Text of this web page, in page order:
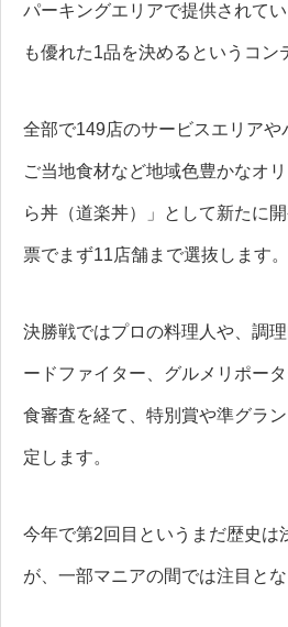
パーキングエリアで提供されて
も優れた1品を決めるというコン
全部で149店のサービスエリアや
ご当地食材など地域色豊かなオ
ら丼（道楽丼）」として新たに
票でまず11店舗まで選抜します。
決勝戦ではプロの料理人や、調
ードファイター、グルメリポー
食審査を経て、特別賞や準グラ
定します。
今年で第2回目というまだ歴史は
が、一部マニアの間では注目と